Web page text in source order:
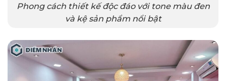
Phong cách thiết kế độc đáo với tone màu đen
và kệ sản phẩm nổi bật